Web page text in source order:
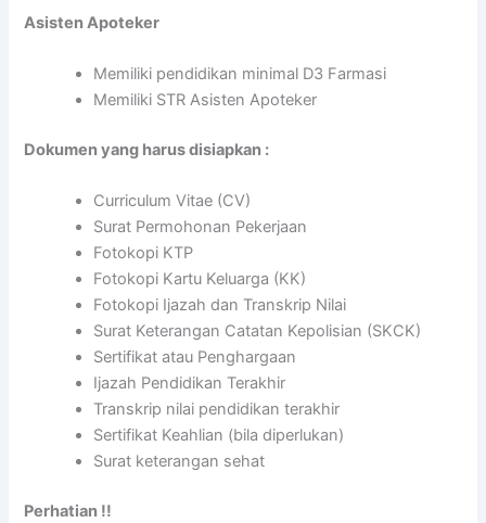
Asisten Apoteker
Memiliki pendidikan minimal D3 Farmasi
Memiliki STR Asisten Apoteker
Dokumen yang harus disiapkan :
Curriculum Vitae (CV)
Surat Permohonan Pekerjaan
Fotokopi KTP
Fotokopi Kartu Keluarga (KK)
Fotokopi Ijazah dan Transkrip Nilai
Surat Keterangan Catatan Kepolisian (SKCK)
Sertifikat atau Penghargaan
Ijazah Pendidikan Terakhir
Transkrip nilai pendidikan terakhir
Sertifikat Keahlian (bila diperlukan)
Surat keterangan sehat
Perhatian !!